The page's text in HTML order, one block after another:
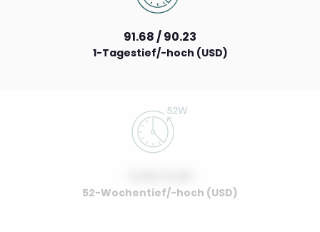
91.68 / 90.23
1-Tagestief/-hoch (USD)
52-Wochentief/-hoch (USD)